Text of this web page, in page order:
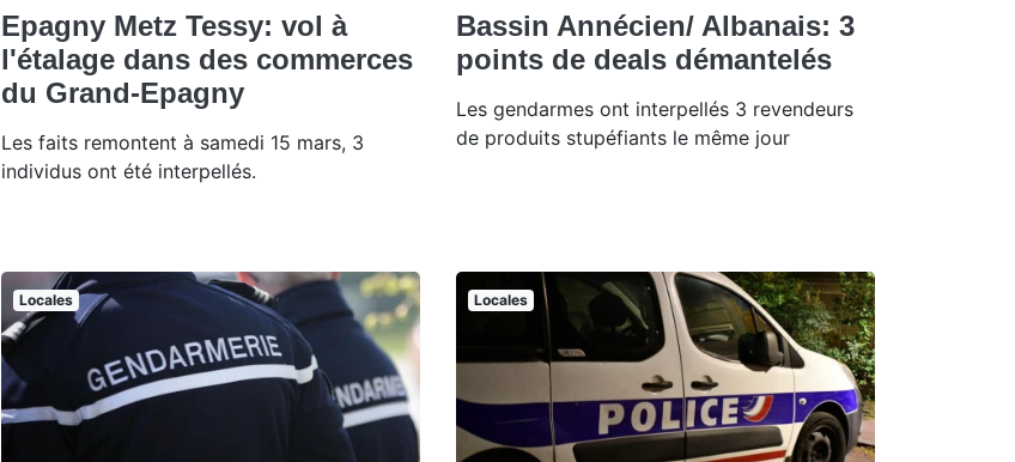
Epagny Metz Tessy: vol à
l'étalage dans des commerces
du Grand-Epagny
Les faits remontent à samedi 15 mars, 3
individus ont été interpellés.
Bassin Annécien/ Albanais: 3
points de deals démantelés
Les gendarmes ont interpellés 3 revendeurs
de produits stupéfiants le même jour
Locales Locales